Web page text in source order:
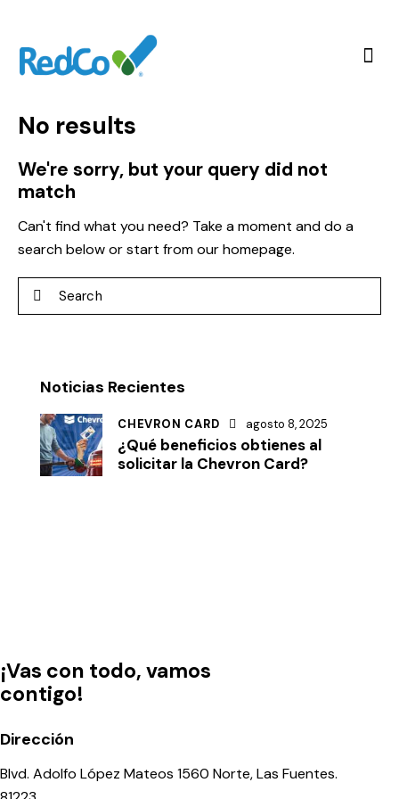
No results
We're sorry, but your query did not
match
Can't find what you need? Take a moment and do a
search below or start fromour homepage.
Noticias Recientes
CHEVRON CARD agosto 8, 2025
¿Qué beneficios obtienes al
solicitar la Chevron Card?
¡Vas con todo, vamos
contigo!
Dirección
Blvd. Adolfo López Mateos 1560 Norte, Las Fuentes.